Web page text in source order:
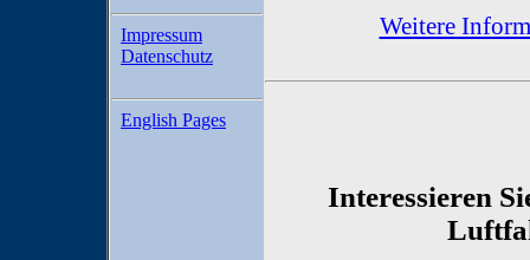
Impressum
Datenschutz
English Pages
Weitere
Interessieren